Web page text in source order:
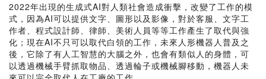
2022年出現的生成式AI對人類社會造成衝擊，改變了工作的模
式，因為AI可以提供文字、圖形以及影像，對於客服、文字工
作者、程式設計師、律師、美術人員等等工作產生了取代與強
化；現在AI不只可以取代白領的工作，未來人形機器人普及之
後，它除了有人工智慧的大腦之外，也會有類似人的身體，可
以透過機械手臂抓取物品、透過輪子或機械腳移動，機器人未